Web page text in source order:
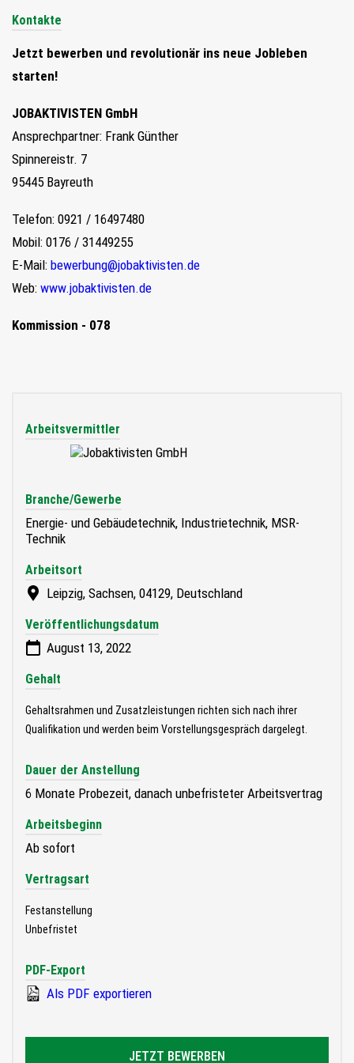
Kontakte
Jetzt bewerben und revolutionär ins neue Jobleben
starten!
JOBAKTIVISTEN GmbH
Ansprechpartner: Frank Günther
Spinnereistr. 7
95445 Bayreuth
Telefon: 0921 / 16497480
Mobil: 0176 / 31449255
E-Mail: bewerbung@jobaktivisten.de
Web: www.jobaktivisten.de
Kommission - 078
Arbeitsvermittler
Branche/Gewerbe
Energie- und Gebäudetechnik, Industrietechnik, MSR-
Technik
Arbeitsort
Leipzig, Sachsen, 04129, Deutschland
Veröffentlichungsdatum
August 13, 2022
Gehalt
Gehaltsrahmen und Zusatzleistungen richten sich nach ihrer
Qualifikation und werden beim Vorstellungsgespräch dargelegt.
Dauer der Anstellung
6 Monate Probezeit, danach unbefristeter Arbeitsvertrag
Arbeitsbeginn
Ab sofort
Vertragsart
Festanstellung
Unbefristet
PDF-Export
Als PDF exportieren
JETZT BEWERBEN